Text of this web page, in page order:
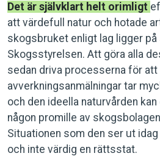
Det är självklart helt orimligt
att värdefull natur och hotade
skogsbruket enligt lag ligger
Skogsstyrelsen. Att göra alla
sedan driva processerna för att
avverkningsanmälningar tar
och den ideella naturvården
någon promille av
Situationen som den ser ut
och inte värdig en rättsstat.